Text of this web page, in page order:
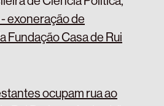
exoneração de
Fundação Casa de Rui
ocupam rua ao